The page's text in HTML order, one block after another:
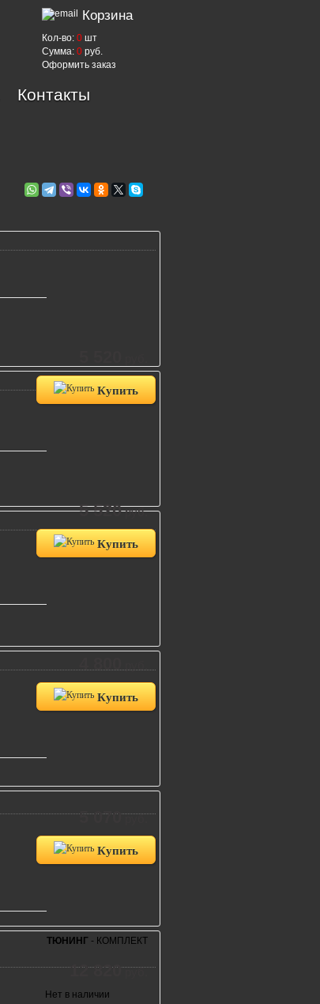
Купить
5 520руб.
Купить
Купить
5 070 руб.
Купить
12 820 руб.
Нет в наличии
ТЮНИНГ - КОМПЛЕКТ
Корзина
Кол-во: 0 шт
Сумма: 0 руб.
Оформить заказ
Контакты